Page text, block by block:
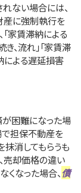
ない場合には、
産に強制執行を
家賃滞納による
、流れ」「家賃滞
による遅延損害
困難になった場
で担保不動産を
抹消してもらうも
売却価格の違い
くなった場合、 債